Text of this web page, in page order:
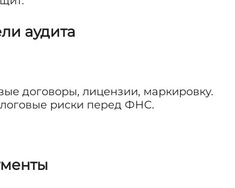
аудита
договоры, лицензии, маркировку.
риски перед ФНС.